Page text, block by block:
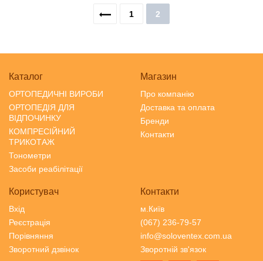
1 2
Каталог
ОРТОПЕДИЧНІ ВИРОБИ
ОРТОПЕДІЯ ДЛЯ
ВІДПОЧИНКУ
КОМПРЕСІЙНИЙ
ТРИКОТАЖ
Тонометри
Засоби реабілітації
Магазин
Про компанію
Доставка та оплата
Бренди
Контакти
Користувач
Вхід
Реєстрація
Порівняння
Зворотний дзвінок
Контакти
м.Київ
(067) 236-79-57
info@soloventex.com.ua
Зворотній зв'язок